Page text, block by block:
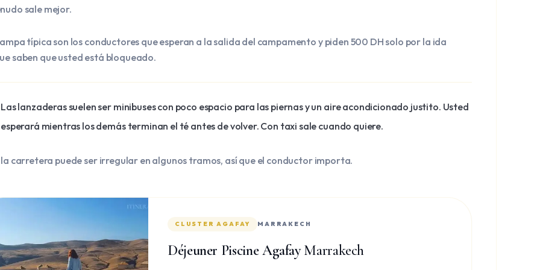
sale mejor.
típica son los conductores que esperan a la salida del campamento y piden 500 DH solo por la ida
saben que usted está bloqueado.
Las lanzaderas suelen ser minibuses con poco espacio para las piernas y un aire acondicionado justito. Usted
esperará mientras los demás terminan el té antes de volver. Con taxi sale cuando quiere.
carretera puede ser irregular en algunos tramos, así que el conductor importa.
CLUSTER AGAFAY MARRAKECH
Déjeuner Piscine AgafayMarrakech